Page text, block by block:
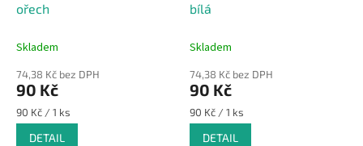
ořech
Skladem
74,38 Kč bez DPH
90 Kč
Měrná
cena:
90 Kč / 1 ks
DETAIL
bílá
Skladem
74,38 Kč bez DPH
90 Kč
Měrná
cena:
90 Kč / 1 ks
DETAIL